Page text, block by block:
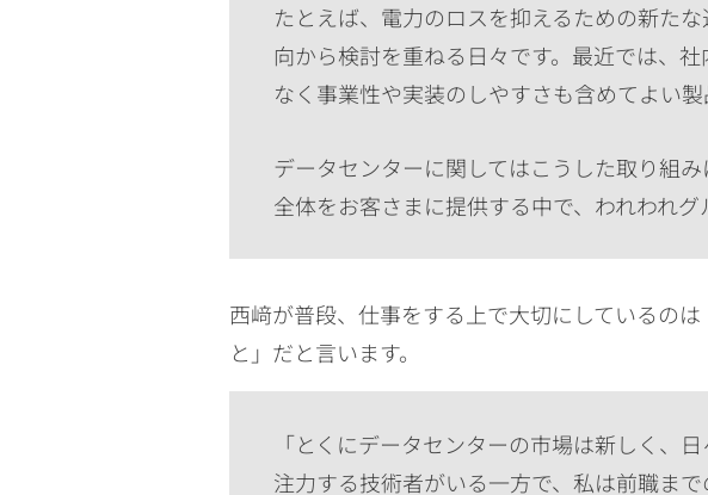
たとえば、電力のロスを抑えるための新た
向から検討を重ねる日々です。最近では、
なく事業性や実装のしやすさも含めてよい
データセンターに関してはこうした取り組
全体をお客さまに提供する中で、われわれ
西﨑が普段、仕事をする上で大切にしているの
と」だと言います。
「とくにデータセンターの市場は新しく、
注力する技術者がいる一方で、私は前職ま